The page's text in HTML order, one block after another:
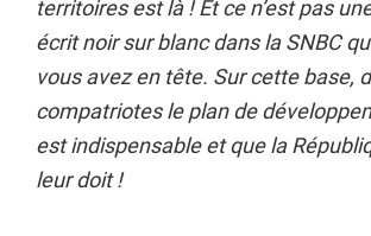
territoires est là ! Et ce n’est pas
écrit noir sur blanc dans la SNBC
vous avez en tête. Sur cette base,
compatriotes le plan de
est indispensable et que la
leur doit !